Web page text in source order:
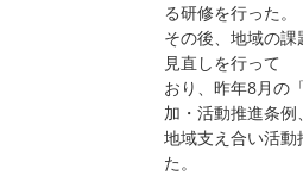
る研修を行った。
その後、地域の
見直しを行って
おり、昨年8月の
加・活動推進条例、
地域支え合い活
た。